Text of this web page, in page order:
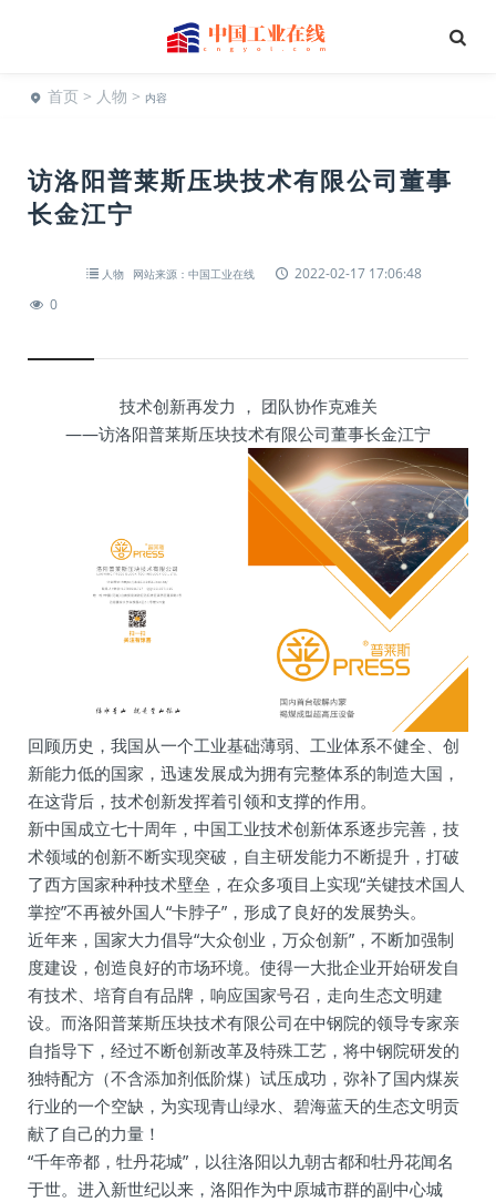
首页 > 人物 > 内容
访洛阳普莱斯压块技术有限公司董事
长金江宁
人物 网站来源：中国工业在线
2022-02-17 17:06:48
0
技术创新再发力 ， 团队协作克难关
——访洛阳普莱斯压块技术有限公司董事长金江宁
回顾历史，我国从一个工业基础薄弱、工业体系不健全、创
新能力低的国家，迅速发展成为拥有完整体系的制造大国，
在这背后，技术创新发挥着引领和支撑的作用。
新中国成立七十周年，中国工业技术创新体系逐步完善，技
术领域的创新不断实现突破，自主研发能力不断提升，打破
了西方国家种种技术壁垒，在众多项目上实现“关键技术国人
掌控”不再被外国人“卡脖子”，形成了良好的发展势头。
近年来，国家大力倡导“大众创业，万众创新”，不断加强制
度建设，创造良好的市场环境。使得一大批企业开始研发自
有技术、培育自有品牌，响应国家号召，走向生态文明建
设。而洛阳普莱斯压块技术有限公司在中钢院的领导专家亲
自指导下，经过不断创新改革及特殊工艺，将中钢院研发的
独特配方（不含添加剂低阶煤）试压成功，弥补了国内煤炭
行业的一个空缺，为实现青山绿水、碧海蓝天的生态文明贡
献了自己的力量！
“千年帝都，牡丹花城”，以往洛阳以九朝古都和牡丹花闻名
于世。进入新世纪以来，洛阳作为中原城市群的副中心城